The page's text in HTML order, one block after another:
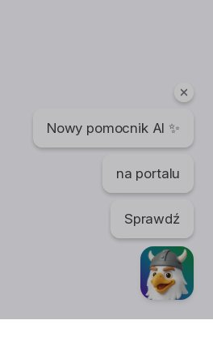
Nowy pomocnik AI ✨
na portalu
Sprawdź